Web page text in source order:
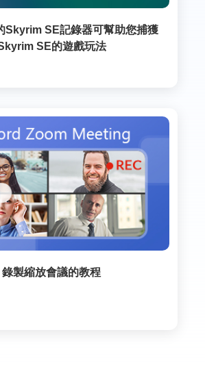
Skyrim SE記錄器可幫助您捕獲
SE的遊戲玩法
錄製縮放會議的教程